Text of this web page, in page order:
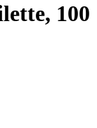
100